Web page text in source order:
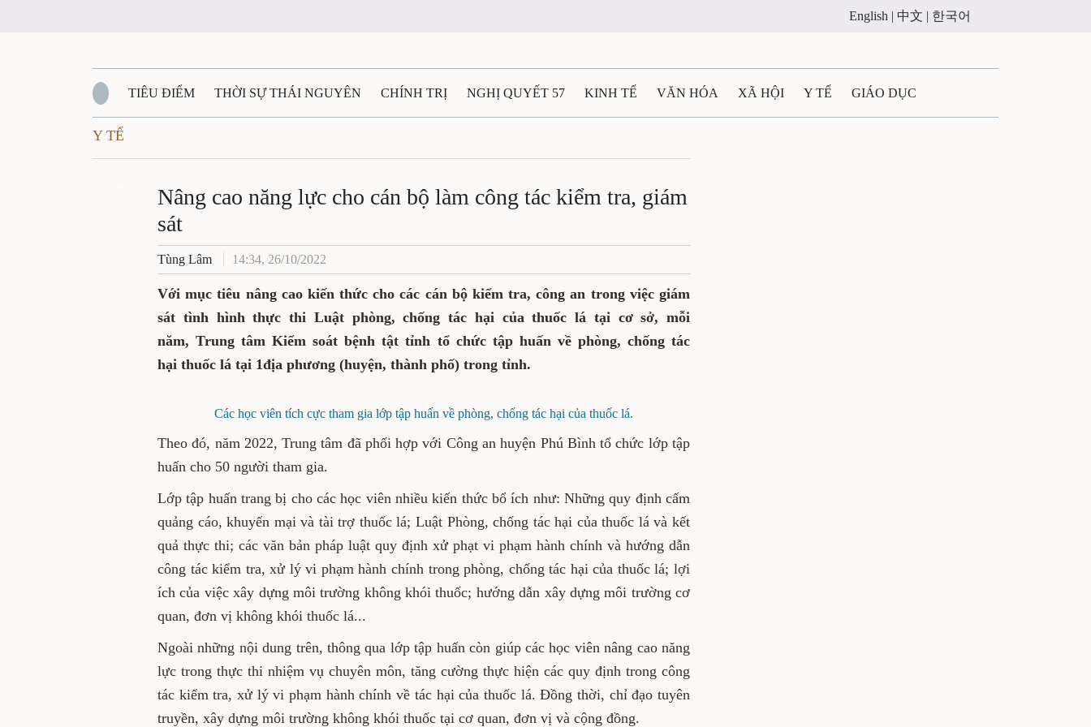
English | 中文 | 한국어
TIÊU ĐIỂM THỜI SỰ THÁI NGUYÊN CHÍNH TRỊ NGHỊ QUYẾT 57 KINH TẾ VĂN HÓA XÃ HỘI Y TẾ GIÁO DỤC
QUỐC PHÒNG - AN NINH
QUÊ HƯƠNG - ĐẤT NƯỚC QUỐC TẾ TÀI NGUYÊN - MÔI TRƯỜNG THỂ THAO THÔNG TIN - QUẢNG CÁO
Y TẾ
Nâng cao năng lực cho cán bộ làm công tác kiểm tra, giám
sát
Tùng Lâm 14:34, 26/10/2022
Với mục tiêu nâng cao kiến thức cho các cán bộ kiểm tra, công an trong việc giám
sát tình hình thực thi Luật phòng, chống tác hại của thuốc lá tại cơ sở, mỗi
năm, Trung tâm Kiểm soát bệnh tật tỉnh tổ chức tập huấn về phòng, chống tác
hại thuốc lá tại 1địa phương (huyện, thành phố) trong tỉnh.
Các học viên tích cực tham gia lớp tập huấn về phòng, chống tác hại của thuốc lá.
Theo đó, năm 2022, Trung tâm đã phối hợp với Công an huyện Phú Bình tổ chức lớp tập
huấn cho 50 người tham gia.
Lớp tập huấn trang bị cho các học viên nhiều kiến thức bổ ích như: Những quy định cấm
quảng cáo, khuyến mại và tài trợ thuốc lá; Luật Phòng, chống tác hại của thuốc lá và kết
quả thực thi; các văn bản pháp luật quy định xử phạt vi phạm hành chính và hướng dẫn
công tác kiểm tra, xử lý vi phạm hành chính trong phòng, chống tác hại của thuốc lá; lợi
ích của việc xây dựng môi trường không khói thuốc; hướng dẫn xây dựng môi trường cơ
quan, đơn vị không khói thuốc lá...
Ngoài những nội dung trên, thông qua lớp tập huấn còn giúp các học viên nâng cao năng
lực trong thực thi nhiệm vụ chuyên môn, tăng cường thực hiện các quy định trong công
tác kiểm tra, xử lý vi phạm hành chính về tác hại của thuốc lá. Đồng thời, chỉ đạo tuyên
truyền, xây dựng môi trường không khói thuốc tại cơ quan, đơn vị và cộng đồng.